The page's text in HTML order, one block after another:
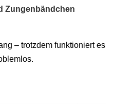
Zungenbändchen
– trotzdem funktioniert es